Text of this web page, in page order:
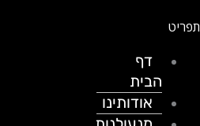
דף
הבית
אודותינו